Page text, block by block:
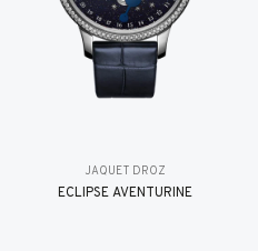
JAQUET DROZ
ÉCLIPSE AVENTURINE